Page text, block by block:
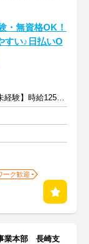
・無資格OK！
すい♪日払いO
【経験者】時給1350円～【未経験】時給1250円～ ※交通費全額
ーク歓迎
業本部 長崎支